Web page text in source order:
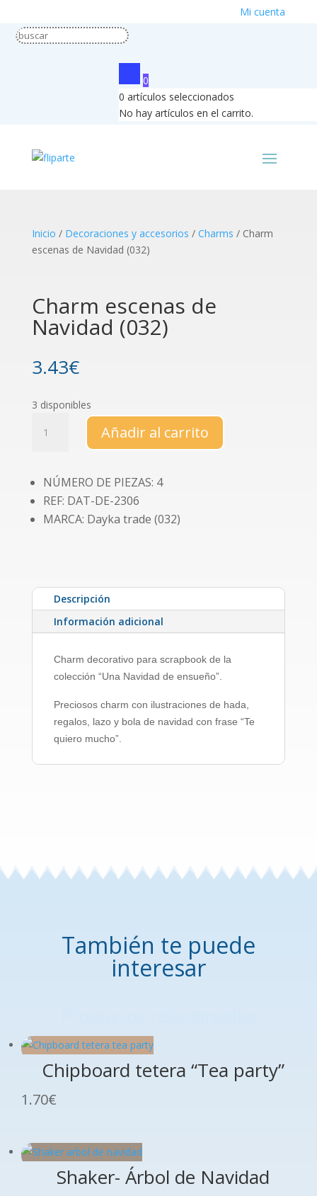
Mi cuenta
0
0 artículos seleccionados
No hay artículos en el carrito.
Inicio / Decoraciones y accesorios / Charms / Charm
escenas de Navidad (032)
Charm escenas de
Navidad (032)
3.43€
3 disponibles
escenas
(032)
cantidad
Añadir al carrito
NÚMERO DE PIEZAS: 4
REF: DAT-DE-2306
MARCA: Dayka trade (032)
Descripción
Información adicional
Charm decorativo para scrapbook de la
colección “Una Navidad de ensueño”.
Preciosos charm con ilustraciones de hada,
regalos, lazo y bola de navidad con frase “Te
quiero mucho”.
También te puede
interesar
Chipboard tetera “Tea party”
1.70€
Shaker- Árbol de Navidad